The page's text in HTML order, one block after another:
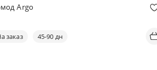
Argo
заказ 45-90 дн